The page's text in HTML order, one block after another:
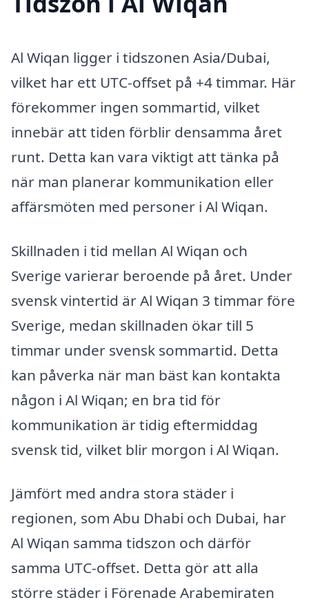
Al Wiqan ligger i tidszonen Asia/Dubai,
vilket har ett UTC-offset på +4 timmar. Här
förekommer ingen sommartid, vilket
innebär att tiden förblir densamma året
runt. Detta kan vara viktigt att tänka på
när man planerar kommunikation eller
affärsmöten med personer i Al Wiqan.
Skillnaden i tid mellan Al Wiqan och
Sverige varierar beroende på året. Under
svensk vintertid är Al Wiqan 3 timmar före
Sverige, medan skillnaden ökar till 5
timmar under svensk sommartid. Detta
kan påverka när man bäst kan kontakta
någon i Al Wiqan; en bra tid för
kommunikation är tidig eftermiddag
svensk tid, vilket blir morgon i Al Wiqan.
Jämfört med andra stora städer i
regionen, som Abu Dhabi och Dubai, har
Al Wiqan samma tidszon och därför
samma UTC-offset. Detta gör att alla
större städer i Förenade Arabemiraten